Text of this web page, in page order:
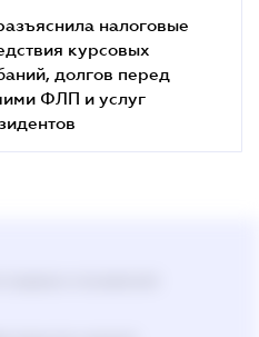
налоговые
курсовых
долгов перед
ФЛП и услуг